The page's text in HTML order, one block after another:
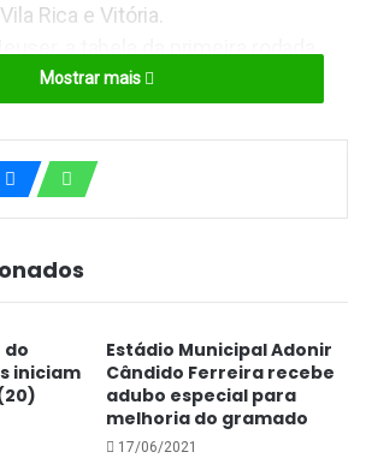
Rica e Vitória.
completa da competição, será
semana.
DEPOIS DA PUBLICIDADE
Mostrar mais
do
iniciam
Estádio Municipal Adonir
Cândido Ferreira recebe
adubo especial para
melhoria do gramado
17/06/2021